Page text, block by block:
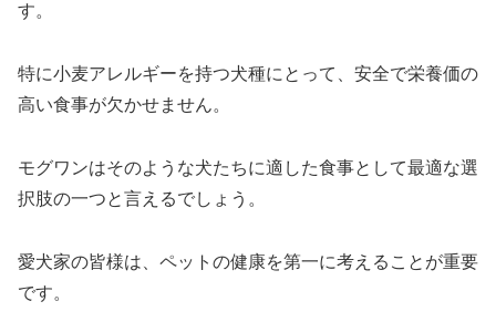
す。
特に小麦アレルギーを持つ犬種にとって、安全で栄養価の
高い食事が欠かせません。
モグワンはそのような犬たちに適した食事として最適な選
択肢の一つと言えるでしょう。
愛犬家の皆様は、ペットの健康を第一に考えることが重要
です。